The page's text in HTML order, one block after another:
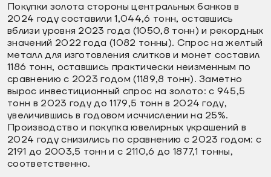
Покупки золота стороны центральных банков в
2024 году составили 1,044,6 тонн, оставшись
вблизи уровня 2023 года (1050,8 тонн) и рекордных
значений 2022 года (1082 тонны). Спрос на желтый
металл для изготовления слитков и монет составил
1186 тонн, оставшись практически неизменным по
сравнению с 2023 годом (1189,8 тонн). Заметно
вырос инвестиционный спрос на золото: с 945,5
тонн в 2023 году до 1179,5 тонн в 2024 году,
увеличившись в годовом исччислении на 25%.
Производство и покупка ювелирных украшений в
2024 году снизились по сравнению с 2023 годом: с
2191 до 2003,5 тонн и с 2110,6 до 1877,1 тонны,
соответственно.